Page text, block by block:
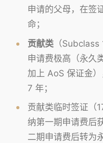
申请的父母，在签
命；
贡献类 （
申请费极高（永久
加上 AoS 保证金
7 年；
贡献类临时签证（
纳第一期申请费后
二期申请费后转为